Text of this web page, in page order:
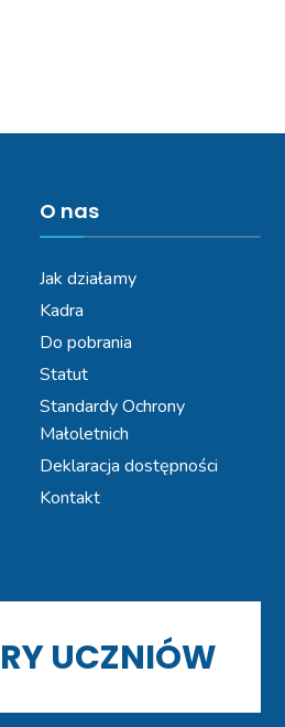
O nas
Jak działamy
Kadra
Do pobrania
Statut
Standardy Ochrony
Małoletnich
Deklaracja dostępności
Kontakt
UCZNIÓW